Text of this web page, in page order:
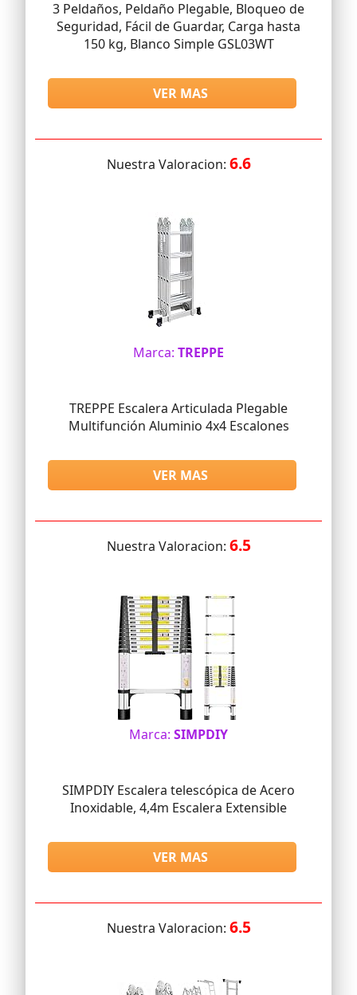
3 Peldaños, Peldaño Plegable, Bloqueo de
Seguridad, Fácil de Guardar, Carga hasta
150 kg, Blanco Simple GSL03WT
VER MAS
Nuestra Valoracion: 6.6
Marca: TREPPE
TREPPE Escalera Articulada Plegable
Multifunción Aluminio 4x4 Escalones
VER MAS
Nuestra Valoracion: 6.5
Marca: SIMPDIY
SIMPDIY Escalera telescópica de Acero
Inoxidable, 4,4m Escalera Extensible
VER MAS
Nuestra Valoracion: 6.5